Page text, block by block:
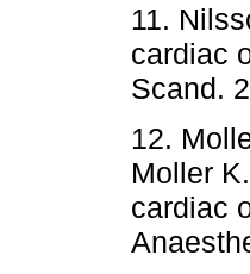
11.
cardiac
Scand.
12.
Moller
cardiac